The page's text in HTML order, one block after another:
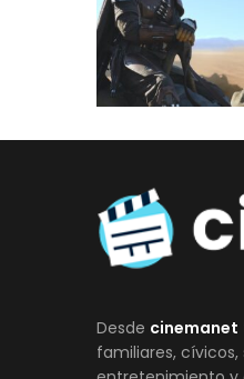
Desde cinemanet
familiares,